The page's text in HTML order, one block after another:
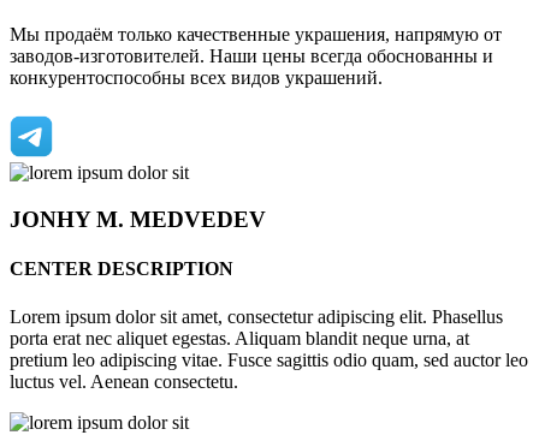
Мы продаём только качественные украшения, напрямую от
заводов-изготовителей. Наши цены всегда обоснованны и
конкурентоспособны всех видов украшений.
JONHYM. MEDVEDEV
CENTER DESCRIPTION
Lorem ipsum dolor sit amet, consectetur adipiscing elit. Phasellus
porta erat nec aliquet egestas. Aliquam blandit neque urna, at
pretium leo adipiscing vitae. Fusce sagittis odio quam, sed auctor leo
luctus vel. Aenean consectetu.